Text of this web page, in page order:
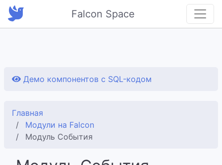
Falcon Space
Демо компонентов с SQL-кодом
Главная
Модули на Falcon
Модуль События